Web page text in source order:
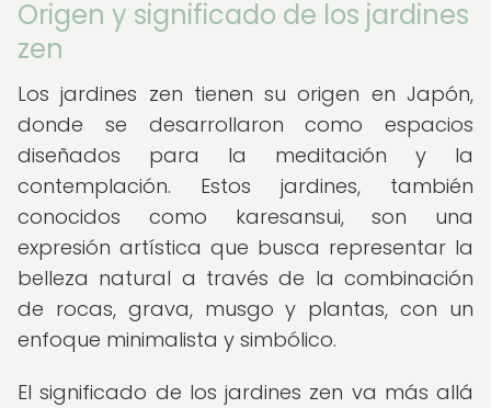
Origen y significado de los jardines
zen
Los jardines zen tienen su origen en Japón,
donde se desarrollaron como espacios
diseñados para la meditación y la
contemplación. Estos jardines, también
conocidos como karesansui, son una
expresión artística que busca representar la
belleza natural a través de la combinación
de rocas, grava, musgo y plantas, con un
enfoque minimalista y simbólico.
El significado de los jardines zen va más allá